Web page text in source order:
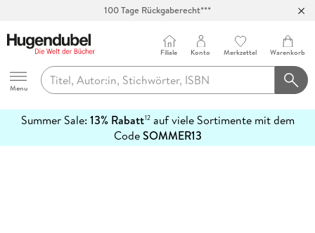
100 Tage Rückgaberecht***
Hugendubel
Menu
Filiale Konto Merkzettel Warenkorb
Summer Sale: 13% Rabatt12auf viele Sortimente mit dem
CodeSOMMER13
erfahren